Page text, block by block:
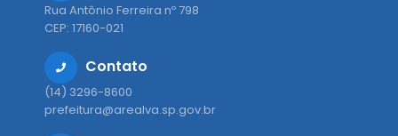
Rua Antônio Ferreira nº 798
CEP: 17160-021
Contato
(14) 3296-8600
prefeitura@arealva.sp.gov.br